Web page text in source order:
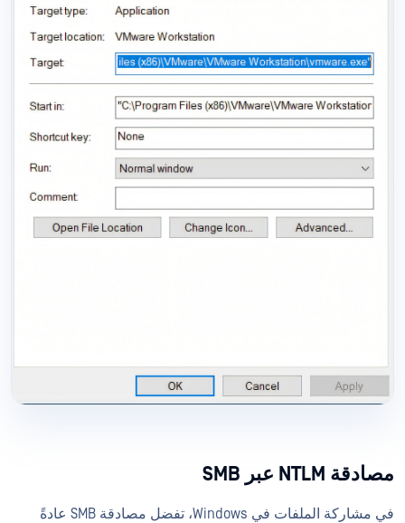
مصادقة NTLM عبر SMB
في مشاركة الملفات في Windows، تفضل مصادقة SMB عادةً